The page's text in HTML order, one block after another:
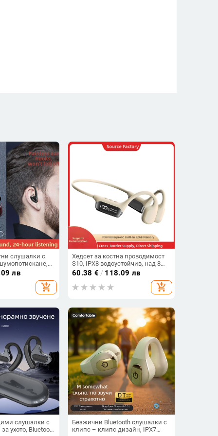
слушалки с
5 м, батерия
чип
лв
add_shopping_cart
Хедсет за костна проводимост
S10, IPX8 водоустойчив, над 8
часа работа, Bluetooth 5.4,
цифров дисплей
60.38 € / 118.09 лв
add_shopping_cart
слушалки с
ухото, Bluetooth
Безжични Bluetooth слушалки с
клипс – клипс дизайн, IPX7